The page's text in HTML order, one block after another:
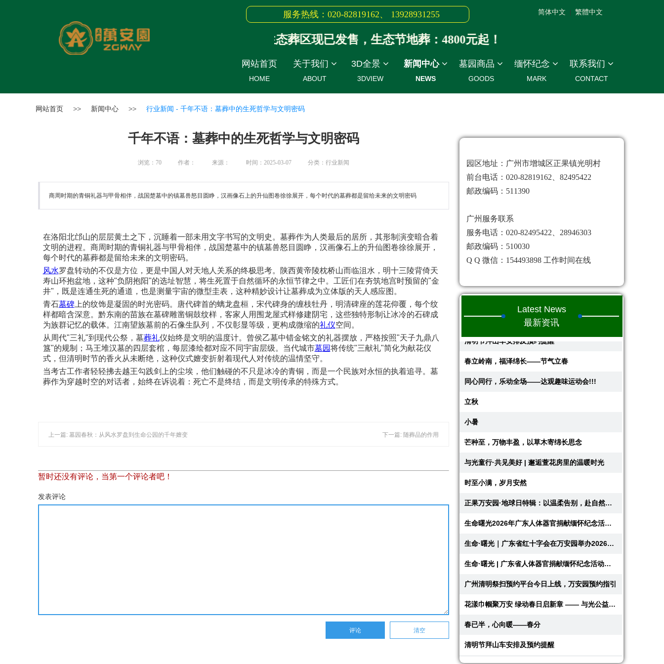
网站首页
HOME
关于我们
ABOUT
3D全景
3DVIEW
新闻中心
NEWS
墓园商品
GOODS
缅怀纪念
MARK
联系我们
CONTACT
服务热线：020-82819162、 13928931255 简体中文 繁體中文
绿色生态葬区现已发售，生态节地葬：4800元起！
网站首页 >> 新闻中心 >> 行业新闻 - 千年不语：墓葬中的生死哲学与文明密码
园区地址：广州市增城区正果镇光明村
前台电话：020-82819162、82495422
邮政编码：511390
广州服务联系
服务电话：020-82495422、28946303
邮政编码：510030
Q Q 微信：154493898 工作时间在线
清明节拜山车安排及预约提醒
春立岭南，福泽绵长——节气立春
同心同行，乐动全场——达观趣味运动会!!!
立秋
小暑
芒种至，万物丰盈，以草木寄绵长思念
与光童行·共见美好 | 邂逅萱花房里的温暖时光
时至小满，岁月安然
广州清明祭扫预约平台今日上线，万安园预约指引
春已半，心向暖——春分
清明节拜山车安排及预约提醒
Latest News
最新资讯
千年不语：墓葬中的生死哲学与文明密码
浏览： 70 作者： 来源： 时间：2025-03-07 分类：行业新闻
商周时期的青铜礼器与甲骨相伴，战国楚墓中的镇墓兽怒目圆睁，汉画像石上的升仙图卷徐徐展开，每个时代的墓葬都是留给未来的文明密码
在洛阳北邙山的层层黄土之下，沉睡着一部未用文字书写的文明史。墓葬作为人类最后的居所，其形制演变暗合着
文明的进程。商周时期的青铜礼器与甲骨相伴，战国楚墓中的镇墓兽怒目圆睁，汉画像石上的升仙图卷徐徐展开，
每个时代的墓葬都是留给未来的文明密码。
风水罗盘转动的不仅是方位，更是中国人对天地人关系的终极思考。陕西黄帝陵枕桥山而临沮水，明十三陵背倚天
寿山环抱盆地，这种"负阴抱阳"的选址智慧，将生死置于自然循环的永恒节律之中。工匠们在夯筑地宫时预留的"金
井"，既是连通生死的通道，也是测量宇宙的微型圭表，这种精妙设计让墓葬成为立体版的天人感应图。
青石墓碑上的纹饰是凝固的时光密码。唐代碑首的螭龙盘桓，宋代碑身的缠枝牡丹，明清碑座的莲花仰覆，每个纹
样都暗含深意。黔东南的苗族在墓碑雕凿铜鼓纹样，客家人用围龙屋式样修建阴宅，这些独特形制让冰冷的石碑成
为族群记忆的载体。江南望族墓前的石像生队列，不仅彰显等级，更构成微缩的礼仪空间。
从周代"三礼"到现代公祭，墓葬礼仪始终是文明的温度计。曾侯乙墓中错金铭文的礼器摆放，严格按照"天子九鼎八
簋"的规制；马王堆汉墓的四层套棺，每层漆绘都对应不同宇宙层级。当代城市墓园将传统"三献礼"简化为献花仪
式，但清明时节的香火从未断绝，这种仪式嬗变折射着现代人对传统的温情坚守。
当考古工作者轻轻拂去越王勾践剑上的尘埃，他们触碰的不只是冰冷的青铜，而是一个民族对永恒的执着追寻。墓
葬作为穿越时空的对话者，始终在诉说着：死亡不是终结，而是文明传承的特殊方式。
上一篇: 墓园春秋：从风水罗盘到生命公园的千年嬗变 下一篇: 随葬品的作用
暂时还没有评论，当第一个评论者吧！
发表评论